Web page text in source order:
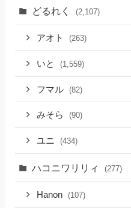
どるれく (2,107)
アオト (263)
いと (1,559)
フマル (82)
みそら (90)
ユニ (434)
ハコニワリリィ (277)
Hanon (107)